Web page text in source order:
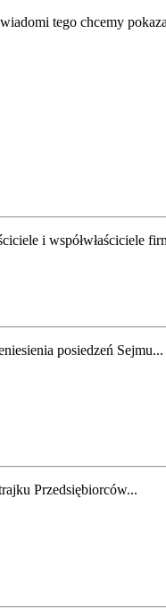
tego chcemy
i współwłaściciele
posiedzeń Sejmu...
Przedsiębiorców...